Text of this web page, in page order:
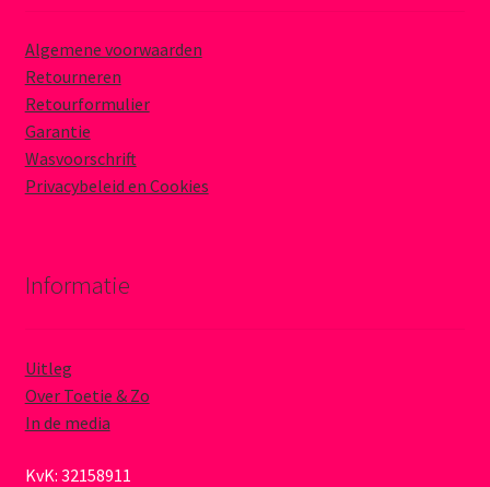
Algemene voorwaarden
Retourneren
Retourformulier
Garantie
Wasvoorschrift
Privacybeleid en Cookies
Informatie
Uitleg
Over Toetie & Zo
In de media
KvK: 32158911